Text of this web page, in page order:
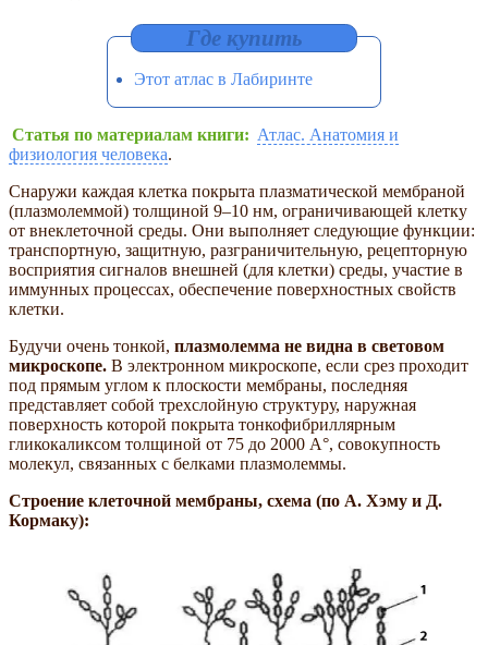
Этот атлас в Лабиринте
Статья по материалам книги: Атлас. Анатомия и
физиология человека.
Снаружи каждая клетка покрыта плазматической мембраной
(плазмолеммой) толщиной 9–10 нм, ограничивающей клетку
от внеклеточной среды. Они выполняет следующие функции:
транспортную, защитную, разграничительную, рецепторную
восприятия сигналов внешней (для клетки) среды, участие в
иммунных процессах, обеспечение поверхностных свойств
клетки.
Будучи очень тонкой, плазмолемма не видна в световом
микроскопе. В электронном микроскопе, если срез проходит
под прямым углом к плоскости мембраны, последняя
представляет собой трехслойную структуру, наружная
поверхность которой покрыта тонкофибриллярным
гликокаликсом толщиной от 75 до 2000 А°, совокупность
молекул, связанных с белками плазмолеммы.
Строение клеточной мембраны, схема (по А. Хэму и Д.
Кормаку):